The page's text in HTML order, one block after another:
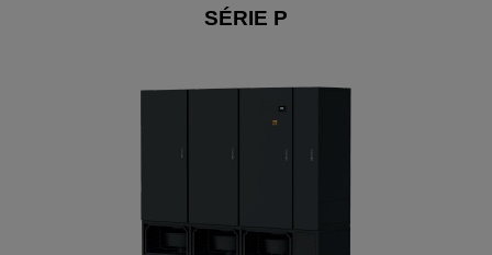
SÉRIE P